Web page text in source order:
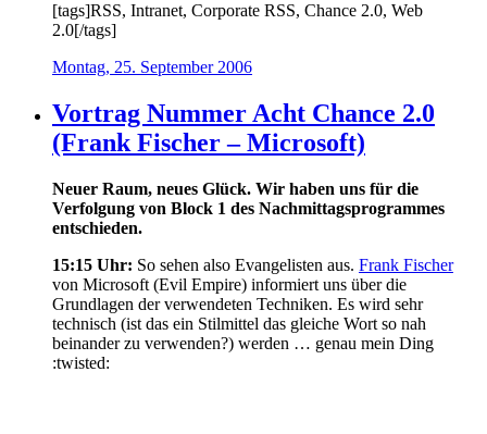
[tags]RSS, Intranet, Corporate RSS, Chance 2.0, Web
2.0[/tags]
Montag, 25. September 2006
Vortrag Nummer Acht Chance 2.0
(Frank Fischer – Microsoft)
Neuer Raum, neues Glück. Wir haben uns für die
Verfolgung von Block 1 des Nachmittagsprogrammes
entschieden.
15:15 Uhr: So sehen also Evangelisten aus. Frank Fischer
von Microsoft (Evil Empire) informiert uns über die
Grundlagen der verwendeten Techniken. Es wird sehr
technisch (ist das ein Stilmittel das gleiche Wort so nah
beinander zu verwenden?) werden … genau mein Ding
:twisted: